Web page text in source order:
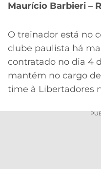
Maurício Barbieri –
O treinador está no
clube paulista há
contratado no dia 4
mantém no cargo
time à Libertadores